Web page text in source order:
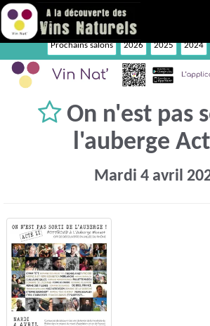
Prochains salons 2026 2025 2024
On n'est pas
l'auberge
Mardi 4 avril